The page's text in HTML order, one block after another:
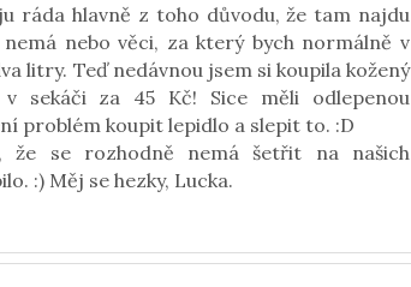
ráda hlavně z toho důvodu, že tam najdu
nebo věci, za který bych normálně v
litry. Teď nedávnou jsem si koupila kožený
sekáči za 45 Kč! Sice měli odlepenou
problém koupit lepidlo a slepit to. :D
že se rozhodně nemá šetřit na našich
:) Měj se hezky, Lucka.